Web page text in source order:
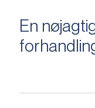
En